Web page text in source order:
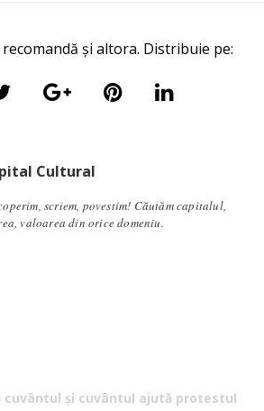
și altora. Distribuie pe:
Cultural
scriem, povestim! Căutăm capitalul,
valoarea din orice domeniu.
cuvântul și cuvântul ajută protestul